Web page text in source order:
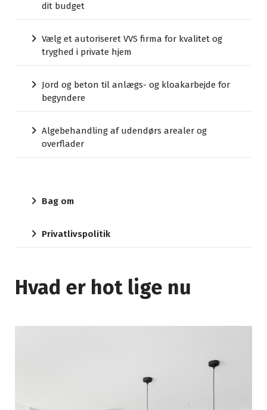
dit budget
Vælg et autoriseret VVS firma for kvalitet og
tryghed i private hjem
Jord og beton til anlægs- og kloakarbejde for
begyndere
Algebehandling af udendørs arealer og
overflader
Bag om
Privatlivspolitik
Hvad er hot lige nu